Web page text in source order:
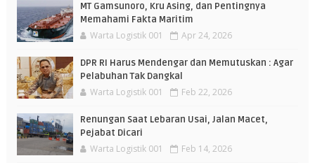
MT Gamsunoro, Kru Asing, dan Pentingnya
Memahami Fakta Maritim
Warta Logistik 001 Apr 24, 2026
DPR RI Harus Mendengar dan Memutuskan : Agar
Pelabuhan Tak Dangkal
Warta Logistik 001 Feb 22, 2026
Renungan Saat Lebaran Usai, Jalan Macet,
Pejabat Dicari
Warta Logistik 001 Feb 14, 2026